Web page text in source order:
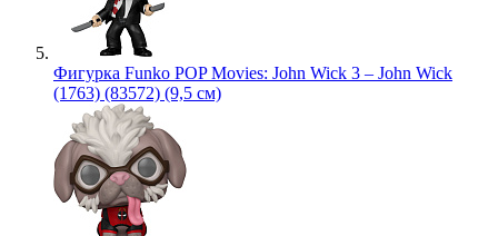
Фигурка Funko POP Movies: John Wick 3 – John Wick
(1763) (83572) (9,5 см)